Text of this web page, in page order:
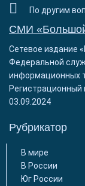
По другим
СМИ
Сетевое издание
Федеральной
информационных
03.09.2024
Рубрикатор
В мире
В России
Юг России